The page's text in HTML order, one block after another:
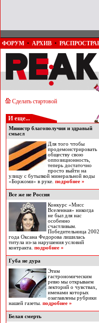
ФОРУМ • АРХИВ •
Сделать стартовой
И еще...
Министр благополучия и здравый
смысл
Для того чтобы
продемонстрировать
обществу свою
оппозиционность,
теперь достаточно
просто выйти на
улицу с бутылкой минеральной воды
«Боржоми» в руке. подробнее »
Все же не Россия
Конкурс «Мисс
Вселенная» никогда
не был для нас
особенно
счастливым.
Победительница 2002
года Оксана Федорова лишилась
титула из-за нарушения условий
контракта. подробнее »
Губа не дура
Этим
гастрономическим
ревю мы открываем
лекторий о чувствах,
именами которых
озаглавлены рубрики
нашей газеты. подробнее »
Белая смерть